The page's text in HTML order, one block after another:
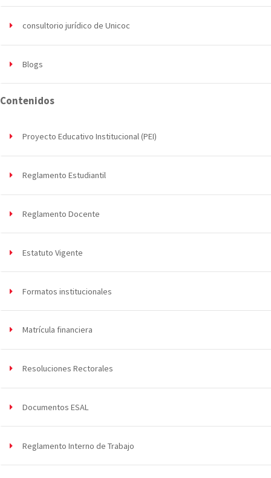
consultorio jurídico de Unicoc
Blogs
Contenidos
Proyecto Educativo Institucional (PEI)
Reglamento Estudiantil
Reglamento Docente
Estatuto Vigente
Formatos institucionales
Matrícula financiera
Resoluciones Rectorales
Documentos ESAL
Reglamento Interno de Trabajo